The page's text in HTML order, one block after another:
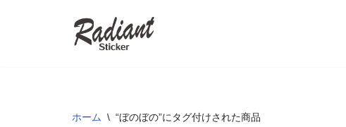
ホーム \ “ぼのぼの”にタグ付けされた商品